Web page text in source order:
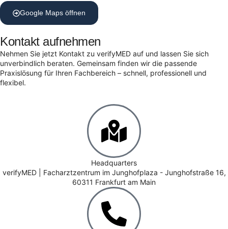
Google Maps öffnen
Kontakt aufnehmen
Nehmen Sie jetzt Kontakt zu verifyMED auf und lassen Sie sich
unverbindlich beraten. Gemeinsam finden wir die passende
Praxislösung für Ihren Fachbereich – schnell, professionell und
flexibel.
Headquarters
verifyMED | Facharztzentrum im Junghofplaza - Junghofstraße 16,
60311 Frankfurt am Main